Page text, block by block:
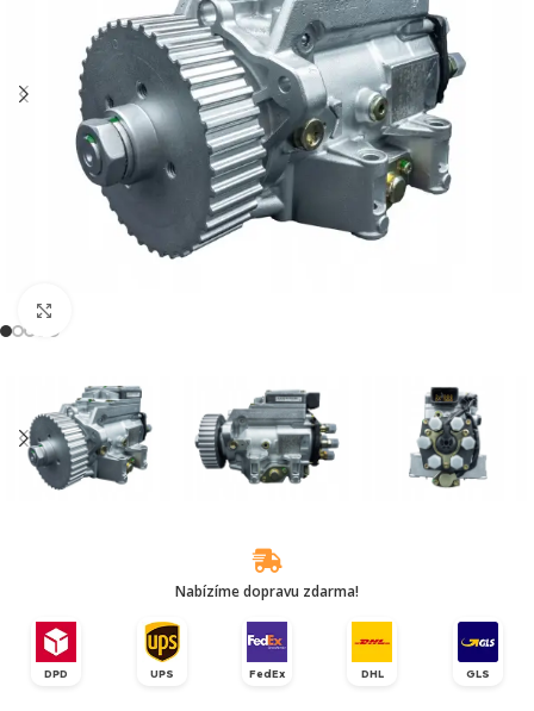
Nabízíme dopravu zdarma!
DPD UPS FedEx DHL GLS